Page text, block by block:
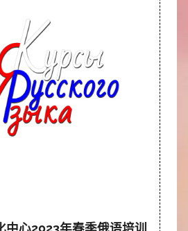
中心2023年春季俄语培训